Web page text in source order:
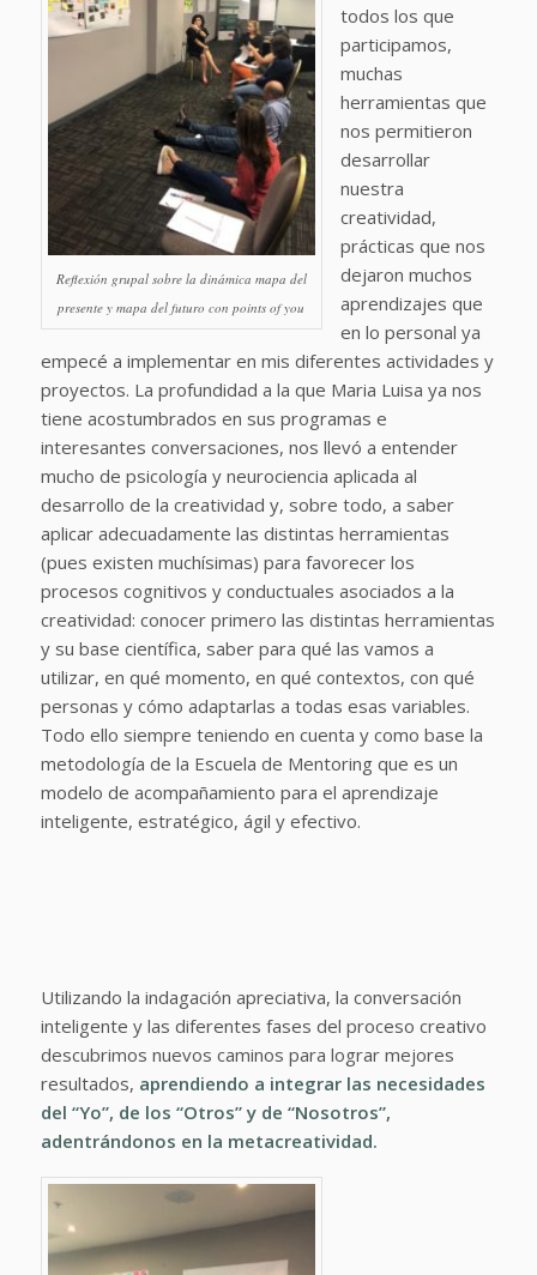
Reflexión grupal sobre la dinámica mapa del
presente y mapa del futuro con points of you
todos los que
participamos,
muchas
herramientas que
nos permitieron
desarrollar
nuestra
creatividad,
prácticas que nos
dejaron muchos
aprendizajes que
en lo personal ya
empecé a implementar en mis diferentes actividades y
proyectos. La profundidad a la que Maria Luisa ya nos
tiene acostumbrados en sus programas e
interesantes conversaciones, nos llevó a entender
mucho de psicología y neurociencia aplicada al
desarrollo de la creatividad y, sobre todo, a saber
aplicar adecuadamente las distintas herramientas
(pues existen muchísimas) para favorecer los
procesos cognitivos y conductuales asociados a la
creatividad: conocer primero las distintas herramientas
y su base científica, saber para qué las vamos a
utilizar, en qué momento, en qué contextos, con qué
personas y cómo adaptarlas a todas esas variables.
Todo ello siempre teniendo en cuenta y como base la
metodología de la Escuela de Mentoring que es un
modelo de acompañamiento para el aprendizaje
inteligente, estratégico, ágil y efectivo.
Utilizando la indagación apreciativa, la conversación
inteligente y las diferentes fases del proceso creativo
descubrimos nuevos caminos para lograr mejores
resultados, aprendiendo a integrar las necesidades
del “Yo”, de los “Otros” y de “Nosotros”,
adentrándonos en la metacreatividad.